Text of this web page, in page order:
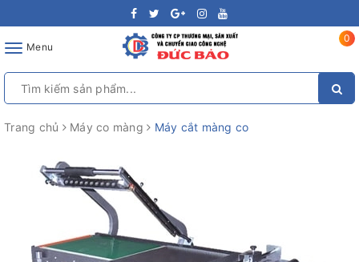
ToggleMenu
0
Trang chủ Máy co màng Máy cắt màng co